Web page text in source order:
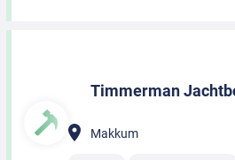
Timmerman
Makkum